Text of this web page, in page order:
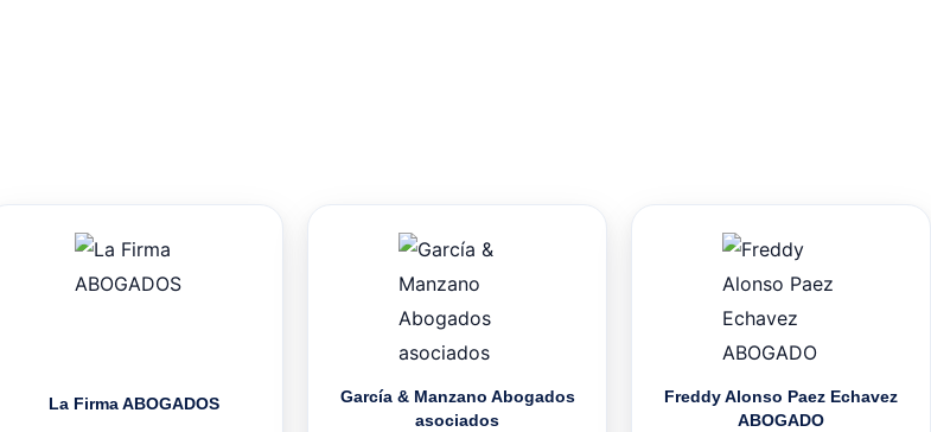
La Firma ABOGADOS
García & Manzano Abogados
asociados
Freddy Alonso Paez Echavez
ABOGADO